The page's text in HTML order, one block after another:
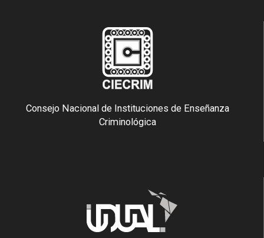
Consejo Nacional de Instituciones de Enseñanza
Criminológica